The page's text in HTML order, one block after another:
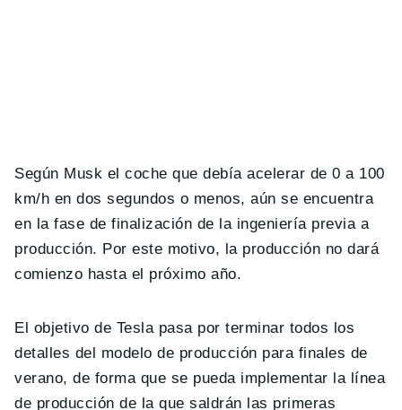
Según Musk el coche que debía acelerar de 0 a 100
km/h en dos segundos o menos, aún se encuentra
en la fase de finalización de la ingeniería previa a
producción. Por este motivo, la producción no dará
comienzo hasta el próximo año.
El objetivo de Tesla pasa por terminar todos los
detalles del modelo de producción para finales de
verano, de forma que se pueda implementar la línea
de producción de la que saldrán las primeras